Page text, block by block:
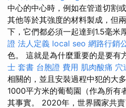
中心的中心時，例如在管道切割
其他等於其強度的材料製成，但
下，它們都必須一起達到1.5毫米
證 法人定義 local seo 網路行銷
色。 這就是為什麼重要的是要有
士 套書 台胞證 費用 肌肉酸痛 穴
相關的，並且安裝過程中犯的大
1000平方米的葡萄園（作為所有
其事實。 2020年，世界國家共